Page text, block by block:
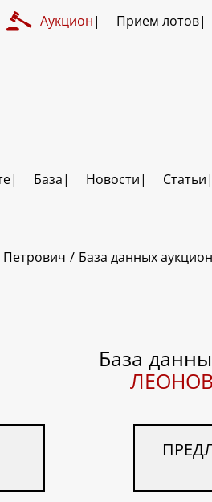
Аукцион Прием лотов
База Новости Статьи
База данных
База